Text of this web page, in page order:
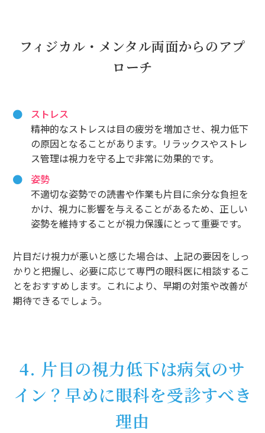
フィジカル・メンタル両面からのアプ
ローチ
ストレス
精神的なストレスは目の疲労を増加させ、視力低下
の原因となることがあります。リラックスやストレ
ス管理は視力を守る上で非常に効果的です。
姿勢
不適切な姿勢での読書や作業も片目に余分な負担を
かけ、視力に影響を与えることがあるため、正しい
姿勢を維持することが視力保護にとって重要です。
片目だけ視力が悪いと感じた場合は、上記の要因をしっ
かりと把握し、必要に応じて専門の眼科医に相談するこ
とをおすすめします。これにより、早期の対策や改善が
期待できるでしょう。
4. 片目の視力低下は病気のサ
イン？早めに眼科を受診すべき
理由